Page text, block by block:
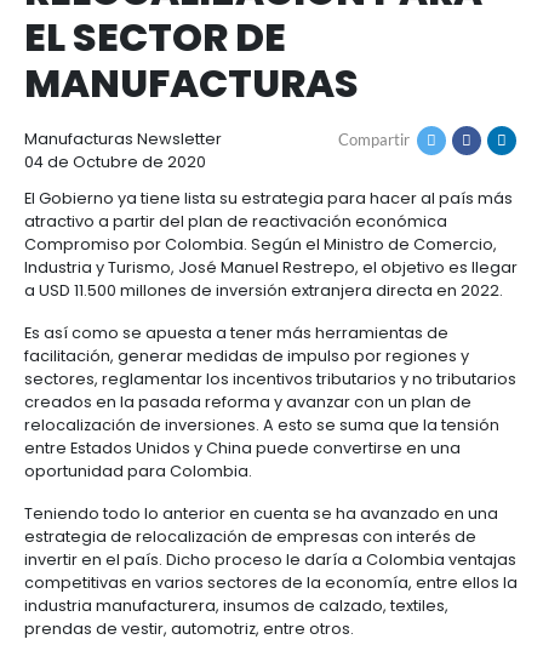
navegación
manufacturas
OPORTUNIDADES DE
RELOCALIZACIÓN
EL SECTOR DE
MANUFACTURAS
ManufacturasNewsletter Compartir
04 de Octubre de 2020
El Gobierno ya tiene lista su estrategia para hacer
atractivo a partir del plan de reactivación
Compromiso por Colombia. Según el Ministro de
Industria y Turismo, José Manuel Restrepo, el
a USD 11.500 millones de inversión extranjera
Es así como se apuesta a tener más herramientas
facilitación, generar medidas de impulso por